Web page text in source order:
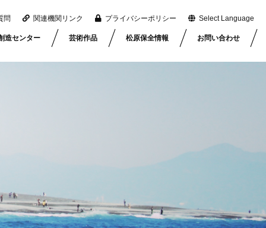
問 関連機関リンク プライバシーポリシー Select Language
造センター 芸術作品 松原保全情報 お問い合わせ